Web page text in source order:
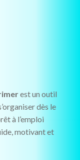
est un outil
dès le
à l’emploi
motivant et